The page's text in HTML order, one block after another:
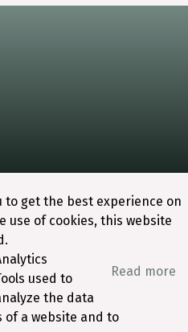
to get the best experience on
use of cookies, this website
Read more
used to
the data
of a website and to